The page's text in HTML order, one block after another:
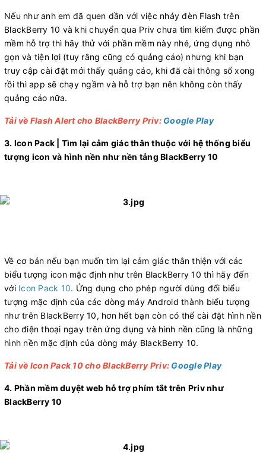
Nếu như anh em đã quen dần với việc nháy đèn Flash trên
BlackBerry 10 và khi chuyển qua Priv chưa tìm kiếm được phần
mềm hỗ trợ thì hãy thử với phần mềm này nhé, ứng dụng nhỏ
gọn và tiện lợi (tuy rằng cũng có quảng cáo) nhưng khi bạn
truy cập cài đặt mới thấy quảng cáo, khi đã cài thông số xong
rồi thì app sẽ chạy ngầm và hỗ trợ bạn nên không còn thấy
quảng cáo nữa.
Tải về Flash Alert cho BlackBerry Priv: Google Play
3. Icon Pack | Tìm lại cảm giác thân thuộc với hệ thống biểu
tượng icon và hình nền như nền tảng BlackBerry 10
Về cơ bản nếu bạn muốn tim lại cảm giác thân thiện với các
biểu tượng icon mặc định như trên BlackBerry 10 thì hãy đến
với Icon Pack 10. Ứng dụng cho phép người dùng đổi biểu
tượng mặc định của các dòng máy Android thành biểu tượng
như trên BlackBerry 10, hơn hết bạn còn có thể cài đặt hình nền
cho điện thoại ngay trên ứng dụng và hình nền cũng là những
hình nền mặc định của dòng máy BlackBerry 10.
Tải về Icon Pack 10 cho BlackBerry Priv: Google Play
4. Phần mềm duyệt web hỗ trợ phím tắt trên Priv như
BlackBerry 10